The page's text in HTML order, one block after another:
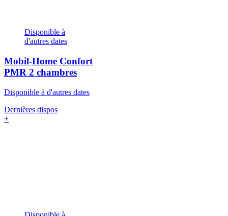
Disponible à
d'autres dates
Mobil-Home Confort
PMR 2 chambres
Disponible à d'autres dates
Dernières dispos
+